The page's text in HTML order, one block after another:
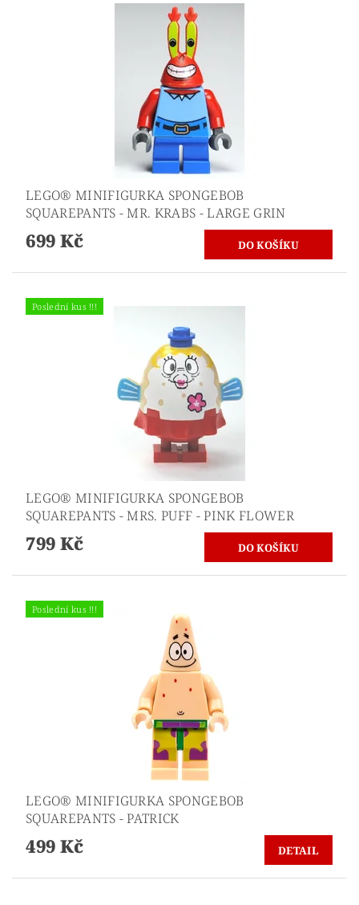
LEGO® MINIFIGURKA SPONGEBOB
SQUAREPANTS - MR. KRABS - LARGE GRIN
699 Kč
Poslední kus !!!
LEGO® MINIFIGURKA SPONGEBOB
SQUAREPANTS - MRS. PUFF - PINK FLOWER
799 Kč
Poslední kus !!!
LEGO® MINIFIGURKA SPONGEBOB
SQUAREPANTS - PATRICK
499 Kč DETAIL